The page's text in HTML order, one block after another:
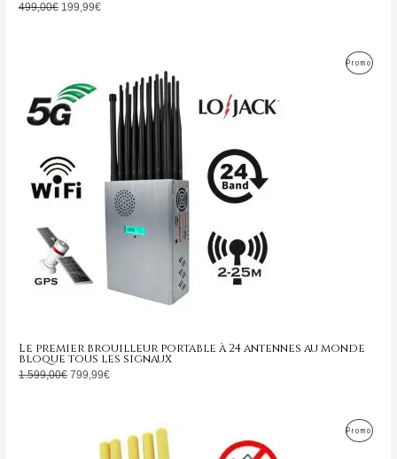
499,00€ 199,99€
Promo
Le premier brouilleur portable à 24 antennes au monde
bloque tous les signaux
1.599,00€
était :
1.599,00€.
799,99€
actuel
est :
799,99€.
Promo
prix
actuel
est :